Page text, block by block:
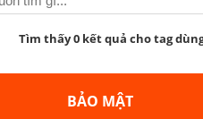
Tìm thấy 0 kết quả cho tag
BẢO MẬT